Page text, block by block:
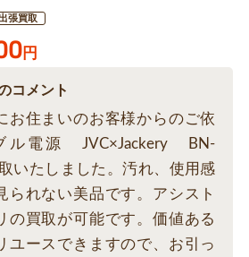
張買取
円
コメント
お住まいのお客様からのご依
ル電源 JVC×Jackery BN-
いたしました。汚れ、使用感
られない美品です。アシスト
の買取が可能です。価値ある
ユースできますので、お引っ